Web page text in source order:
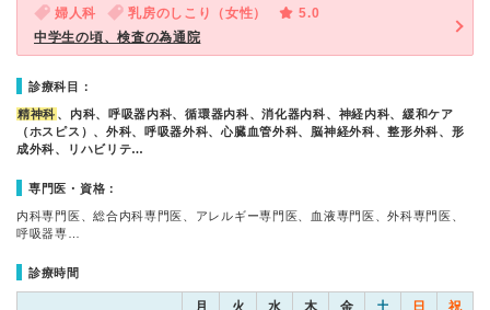
婦人科 乳房のしこり（女性）
5.0
中学生の頃、検査の為通院
診療科目：
精神科 、内科、呼吸器内科、循環器内科、消化器内科、神経内科、緩和ケア
（ホスピス）、外科、呼吸器外科、心臓血管外科、脳神経外科、整形外科、形
成外科、リハビリテ…
専門医・資格：
内科専門医、総合内科専門医、アレルギー専門医、血液専門医、外科専門医、
呼吸器専…
診療時間
月 火 水 木 金 土 日 祝